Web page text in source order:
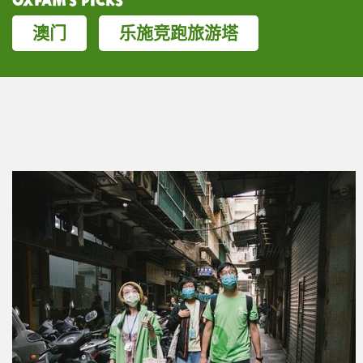
澳门
乐施竞跑旅游塔